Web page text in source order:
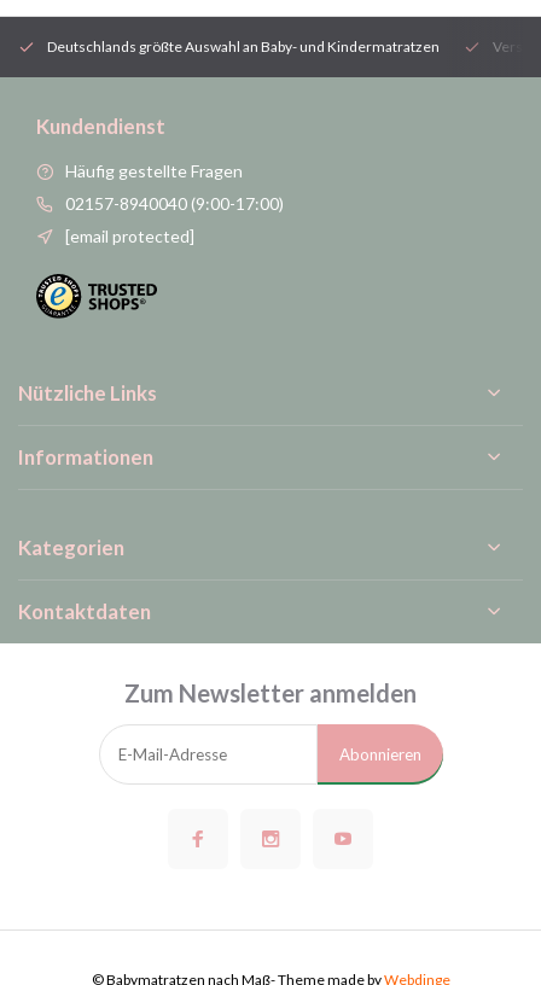
Deutschlands größte Auswahl an Baby- und Kindermatratzen
Kundendienst
Häufig gestellte Fragen
02157-8940040 (9:00-17:00)
[email protected]
Nützliche Links
Informationen
Kategorien
Kontaktdaten
Zum Newsletter anmelden
Abonnieren
© Babymatratzen nach Maß- Theme made byWebdinge